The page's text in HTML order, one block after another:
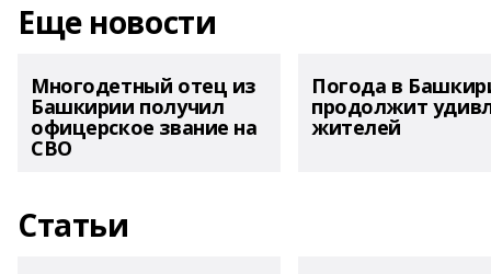
Еще новости
Многодетный отец из
Башкирии получил
офицерское звание на
СВО
Погода в
продолжит
жителей
Статьи